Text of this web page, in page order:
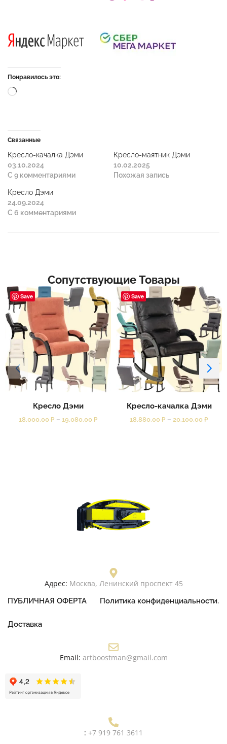
Понравилось это:
Связанные
Кресло-качалка Дэми
03.10.2024
С 9 комментариями
Кресло-маятник Дэми
10.02.2025
Похожая запись
Кресло Дэми
24.09.2024
С 6 комментариями
Сопутствующие Товары
Save
Кресло Дэми
18.000,00 ₽ – 19.080,00 ₽
Save
Кресло-качалка Дэми
18.880,00 ₽ – 20.100,00 ₽
Адрес: Москва, Ленинский проспект 45
ПУБЛИЧНАЯ ОФЕРТА Политика конфиденциальности.
Доставка
Email: artboostman@gmail.com
: +7 919 761 3611